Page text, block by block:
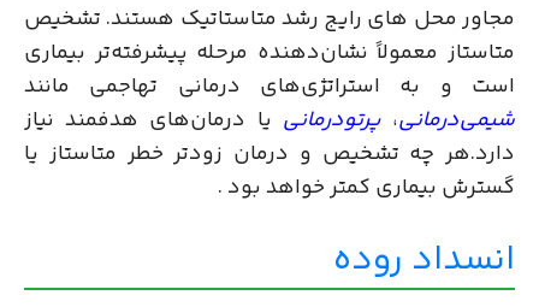
مجاور محل های رایج رشد متاستاتیک هستند. تشخیص
متاستاز معمولاً نشان‌دهنده مرحله پیشرفته‌تر بیماری
است و به استراتژی‌های درمانی تهاجمی مانند
شیمی‌درمانی، پرتودرمانی یا درمان‌های هدفمند نیاز
دارد.هر چه تشخیص و درمان زودتر خطر متاستاز یا
گسترش بیماری کمتر خواهد بود .
انسداد روده